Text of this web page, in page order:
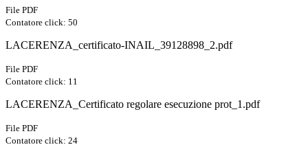
File PDF
Contatore click: 50
LACERENZA_certificato-INAIL_39128898_2.pdf
File PDF
Contatore click: 11
LACERENZA_Certificato regolare esecuzione prot_1.pdf
File PDF
Contatore click: 24